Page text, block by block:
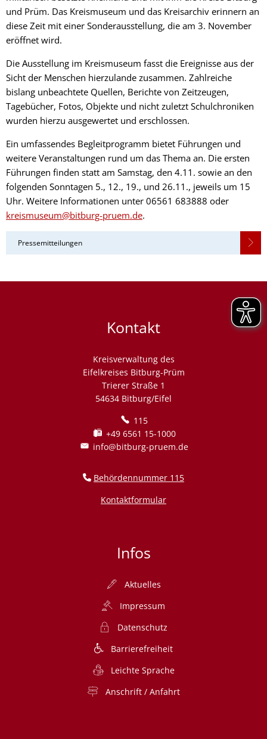
und Prüm. Das Kreismuseum und das Kreisarchiv erinnern an
diese Zeit mit einer Sonderausstellung, die am 3. November
eröffnet wird.
Die Ausstellung im Kreismuseum fasst die Ereignisse aus der
Sicht der Menschen hierzulande zusammen. Zahlreiche
bislang unbeachtete Quellen, Berichte von Zeitzeugen,
Tagebücher, Fotos, Objekte und nicht zuletzt Schulchroniken
wurden hierzu ausgewertet und erschlossen.
Ein umfassendes Begleitprogramm bietet Führungen und
weitere Veranstaltungen rund um das Thema an. Die ersten
Führungen finden statt am Samstag, den 4.11. sowie an den
folgenden Sonntagen 5., 12., 19., und 26.11., jeweils um 15
Uhr. Weitere Informationen unter 06561 683888 oder
kreismuseum@bitburg-pruem.de.
Pressemitteilungen
Kontakt
Kreisverwaltung des
Eifelkreises Bitburg-Prüm
Trierer Straße 1
54634 Bitburg/Eifel
115
+49 6561 15-1000
info@bitburg-pruem.de
Behördennummer 115
Kontaktformular
Infos
Aktuelles
Impressum
Datenschutz
Barrierefreiheit
Leichte Sprache
Anschrift / Anfahrt